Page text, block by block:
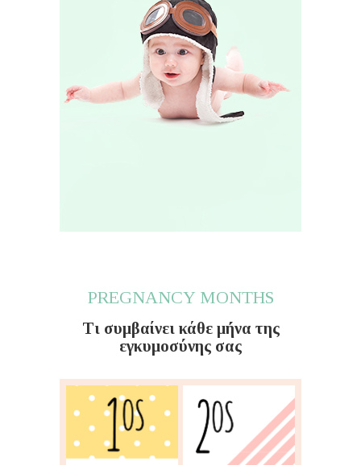
PREGNANCY MONTHS
Τι συμβαίνει κάθε μήνα της
εγκυμοσύνης σας